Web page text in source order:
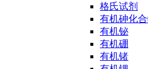
格氏试剂
有机砷化
有机铋
有机硼
有机锗